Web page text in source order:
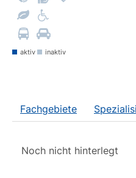
aktiv inaktiv
Fachgebiete
Noch nicht hinterlegt